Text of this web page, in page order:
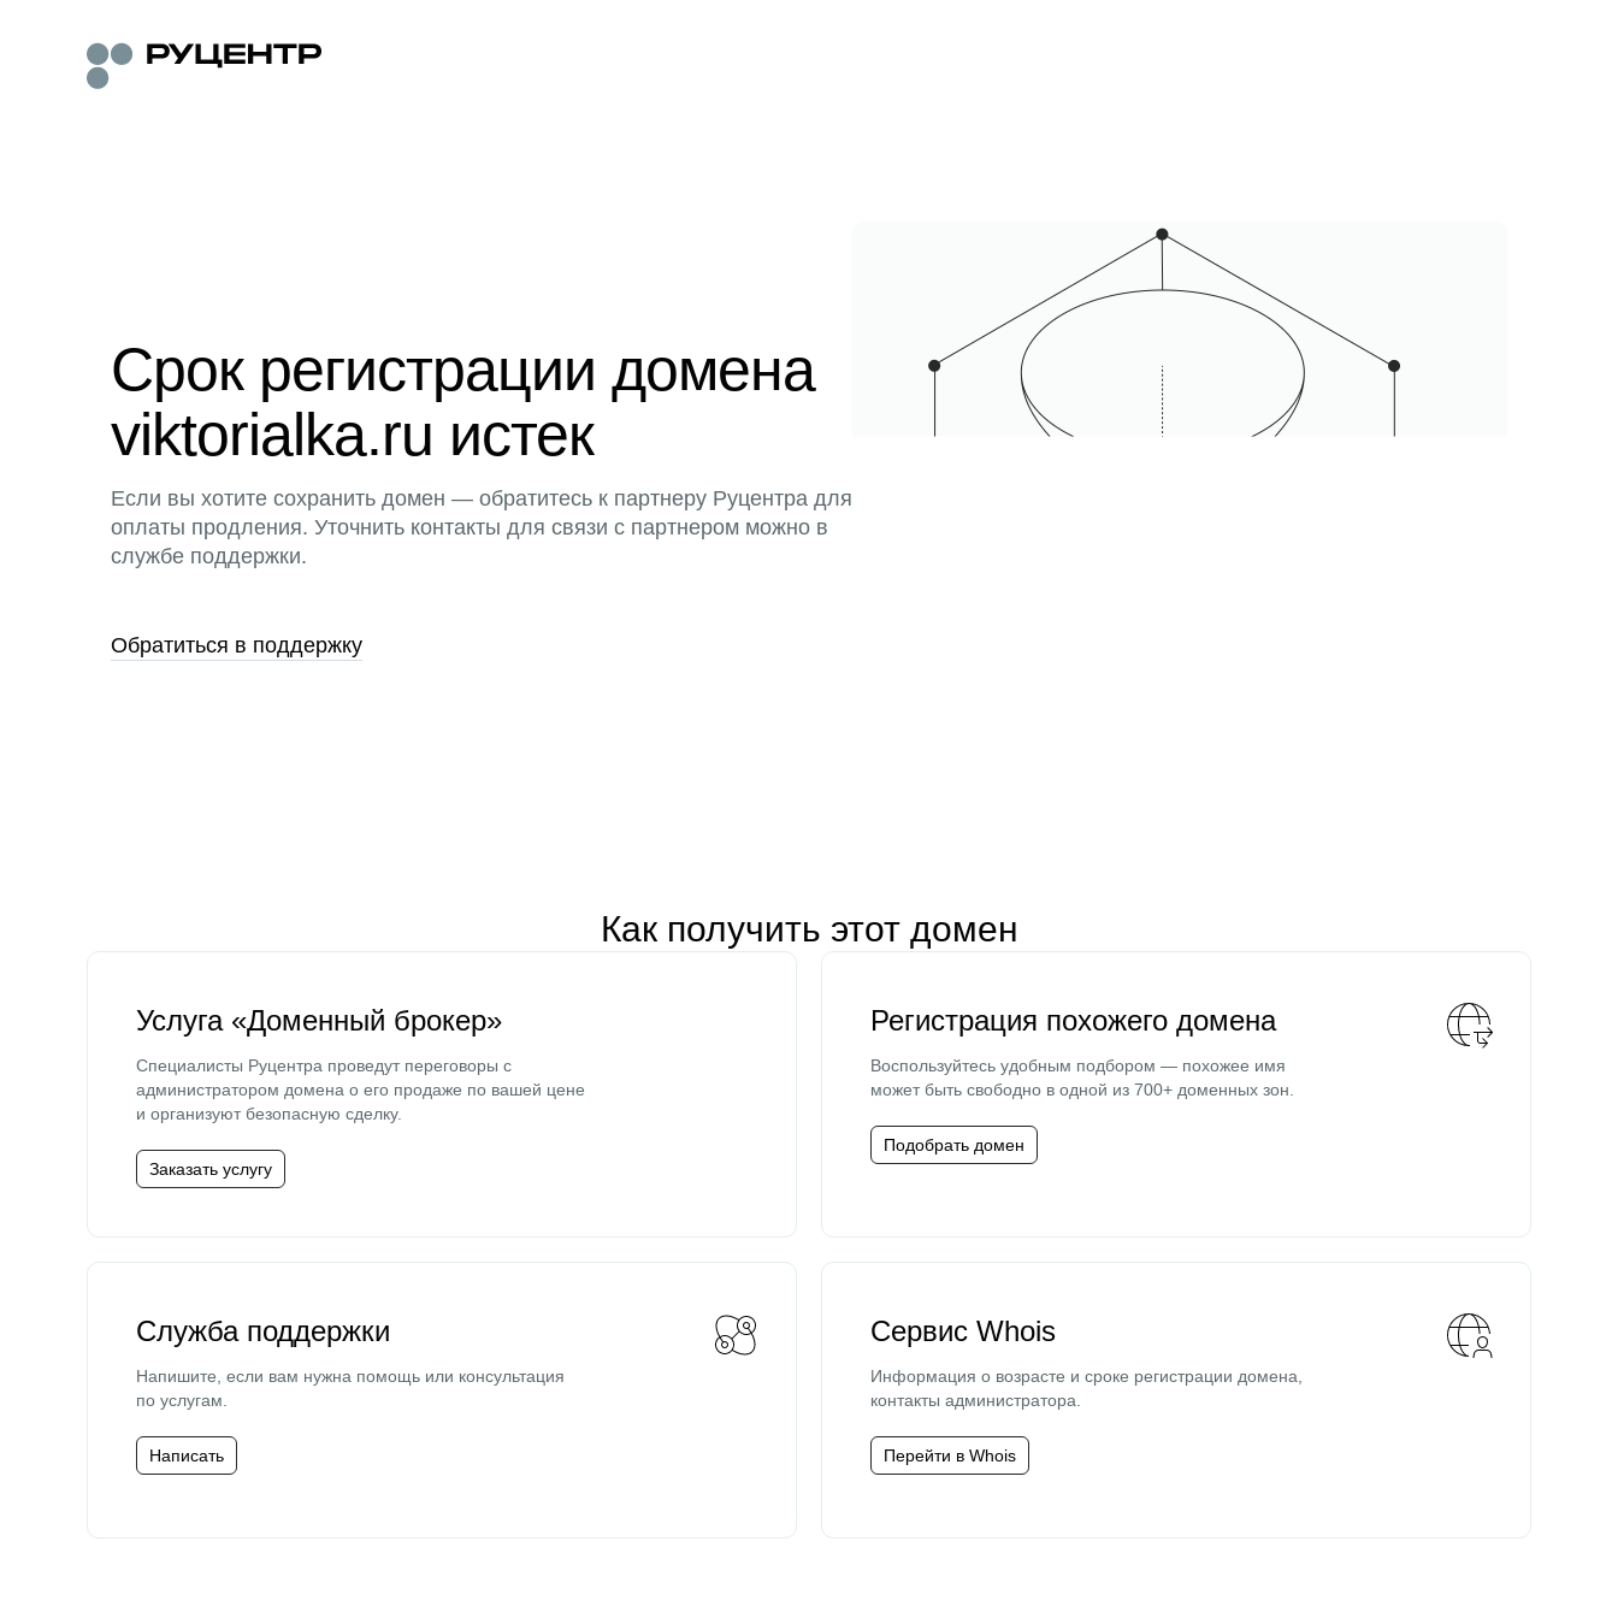
Срок регистрации домена
viktorialka.ru истек
Если вы хотите сохранить домен — обратитесь к партнеру Руцентра для
оплаты продления. Уточнить контакты для связи с партнером можно в
службе поддержки.
Обратиться в поддержку
Как получить этот домен
Услуга «Доменный брокер»
Специалисты Руцентра проведут переговоры с
администратором домена о его продаже по вашей цене
и организуют безопасную сделку.
Заказать услугу
Регистрация похожего домена
Воспользуйтесь удобным подбором — похожее имя
может быть свободно в одной из 700+ доменных зон.
Подобрать домен
Служба поддержки
Напишите, если вам нужна помощь или консультация
по услугам.
Написать
Сервис Whois
Информация о возрасте и сроке регистрации домена,
контакты администратора.
Перейти в Whois